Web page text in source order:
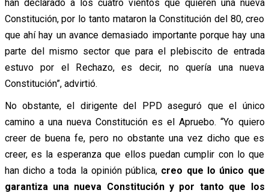
han declarado a los cuatro vientos que quieren una nueva
Constitución, por lo tanto mataron la Constitución del 80, creo
que ahí hay un avance demasiado importante porque hay una
parte del mismo sector que para el plebiscito de entrada
estuvo por el Rechazo, es decir, no quería una nueva
Constitución”, advirtió.
No obstante, el dirigente del PPD aseguró que el único
camino a una nueva Constitución es el Apruebo. “Yo quiero
creer de buena fe, pero no obstante una vez dicho que es
creer, es la esperanza que ellos puedan cumplir con lo que
han dicho a toda la opinión pública, creo que lo único que
garantiza una nueva Constitución y por tanto que los